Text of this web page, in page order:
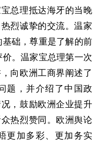
总理抵达海牙的当晚
烈诚挚的交流。温家
础，尊重是了解的前
。温家宝总理第一次
向欧洲工商界阐述了
题，并介绍了中国政
，鼓励欧洲企业提升
热烈赞同。欧洲舆论
更加多彩、更加务实